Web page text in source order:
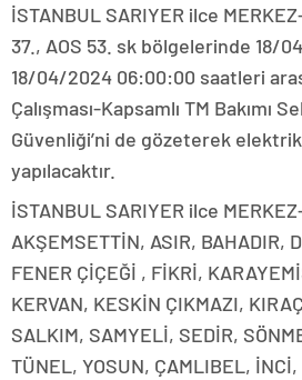
İSTANBUL SARIYER ilce
37., AOS 53. sk bölgelerinde 18/
18/04/2024 06:00:00 saatleri
Çalışması-Kapsamlı TM Bakımı
Güvenliği’ni de gözeterek
yapılacaktır.
İSTANBUL SARIYER ilce
AKŞEMSETTİN, ASIR, BAHADIR,
FENER ÇİÇEĞİ , FİKRİ,
KERVAN, KESKİN ÇIKMAZI,
SALKIM, SAMYELİ, SEDİR,
TÜNEL, YOSUN, ÇAMLIBEL,